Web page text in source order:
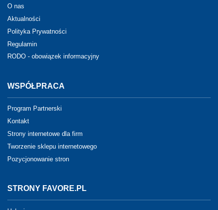
O nas
Aktualności
Polityka Prywatności
Regulamin
RODO - obowiązek informacyjny
WSPÓŁPRACA
Program Partnerski
Kontakt
Strony internetowe dla firm
Tworzenie sklepu internetowego
Pozycjonowanie stron
STRONY FAVORE.PL